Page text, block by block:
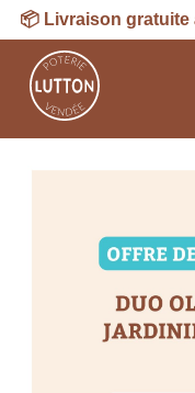
📦 Livraison gratuite